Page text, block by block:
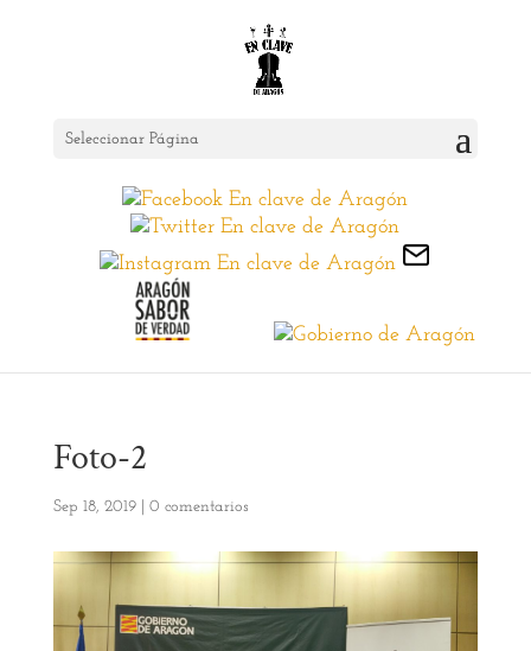
Seleccionar Página
Foto-2
Sep 18, 2019| 0 comentarios